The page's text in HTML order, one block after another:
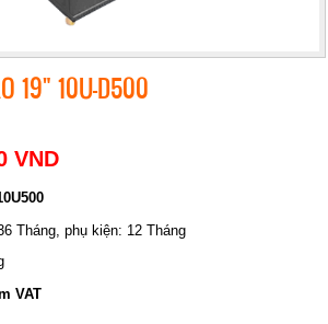
19" 10U-D500
VND
Tháng, phụ kiện: 12 Tháng
VAT